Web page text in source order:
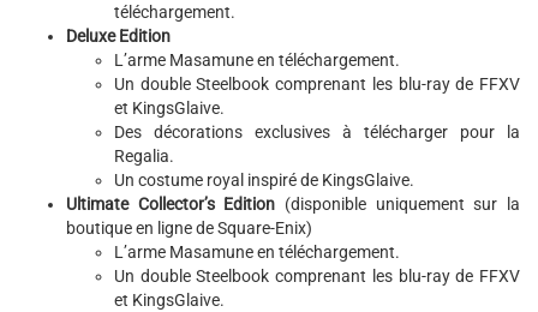
téléchargement.
Deluxe Edition
L’arme Masamune en téléchargement.
Un double Steelbook comprenant les blu-ray de FFXV
et KingsGlaive.
Des décorations exclusives à télécharger pour la
Regalia.
Un costume royal inspiré de KingsGlaive.
Ultimate Collector’s Edition (disponible uniquement sur la
boutique en ligne de Square-Enix)
L’arme Masamune en téléchargement.
Un double Steelbook comprenant les blu-ray de FFXV
et KingsGlaive.